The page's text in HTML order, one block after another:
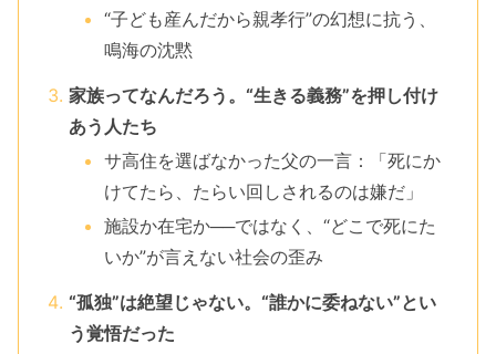
“子ども産んだから親孝行”の幻想に抗う、
鳴海の沈黙
家族ってなんだろう。“生きる義務”を押し付け
あう人たち
サ高住を選ばなかった父の一言：「死にか
けてたら、たらい回しされるのは嫌だ」
施設か在宅か──ではなく、“どこで死にた
いか”が言えない社会の歪み
“孤独”は絶望じゃない。“誰かに委ねない”とい
う覚悟だった